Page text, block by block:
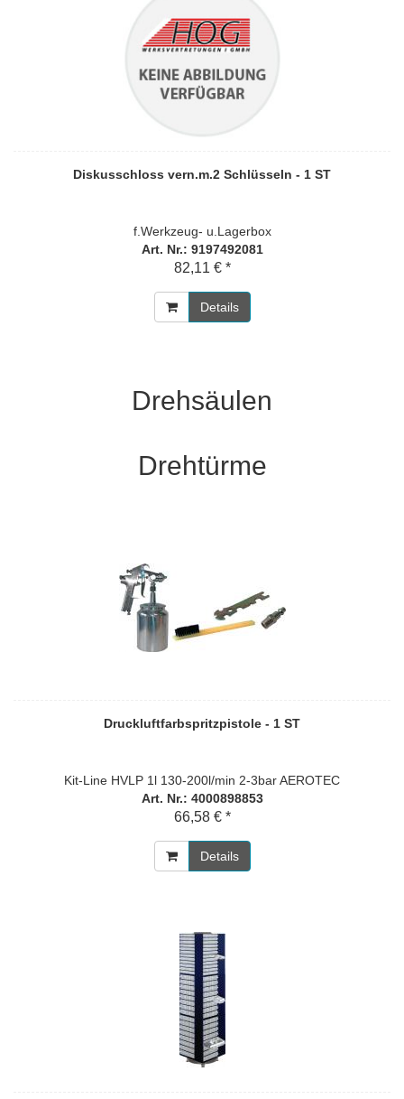
Diskusschloss vern.m.2 Schlüsseln - 1 ST
f.Werkzeug- u.Lagerbox
Art. Nr.: 9197492081
82,11 € *
Details
Drehsäulen
Drehtürme
Druckluftfarbspritzpistole - 1 ST
Kit-Line HVLP 1l 130-200l/min 2-3bar AEROTEC
Art. Nr.: 4000898853
66,58 € *
Details